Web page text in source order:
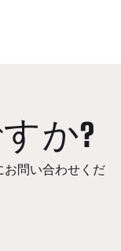
か?
お問い合わせくだ